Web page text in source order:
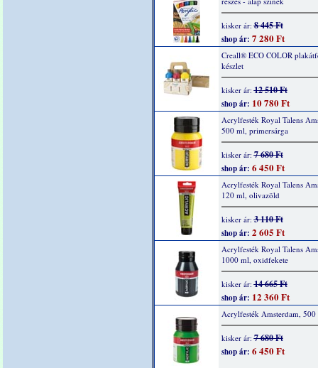
kisker ár:8 445 Ft
shop ár: 7 280 Ft
Creall® ECO COLOR
készlet
kisker ár:12 510 Ft
shop ár: 10 780 Ft
Acrylfesték Royal Talens
500 ml, primersárga
kisker ár:7 680 Ft
shop ár: 6 450 Ft
Acrylfesték Royal Talens
120 ml, olivazöld
kisker ár:3 110 Ft
shop ár: 2 605 Ft
Acrylfesték Royal Talens
1000 ml, oxidfekete
kisker ár:14 665 Ft
shop ár: 12 360 Ft
Acrylfesték Amsterdam,
kisker ár:7 680 Ft
shop ár: 6 450 Ft